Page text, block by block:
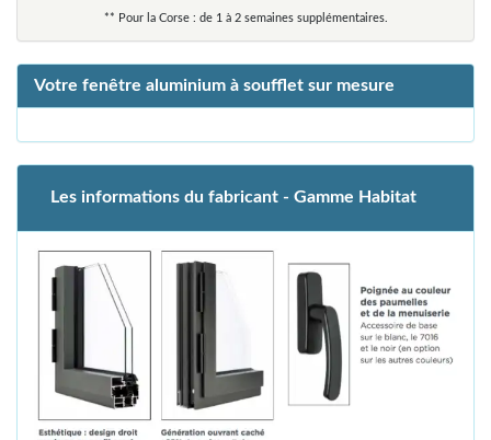
** Pour la Corse : de 1 à 2 semaines supplémentaires.
Votre fenêtre aluminium à soufflet sur mesure
Les informations du fabricant - Gamme Habitat